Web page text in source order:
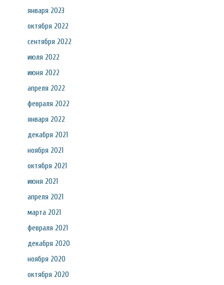
января 2023
октября 2022
сентября 2022
июля 2022
июня 2022
апреля 2022
февраля 2022
января 2022
декабря 2021
ноября 2021
октября 2021
июня 2021
апреля 2021
марта 2021
февраля 2021
декабря 2020
ноября 2020
октября 2020